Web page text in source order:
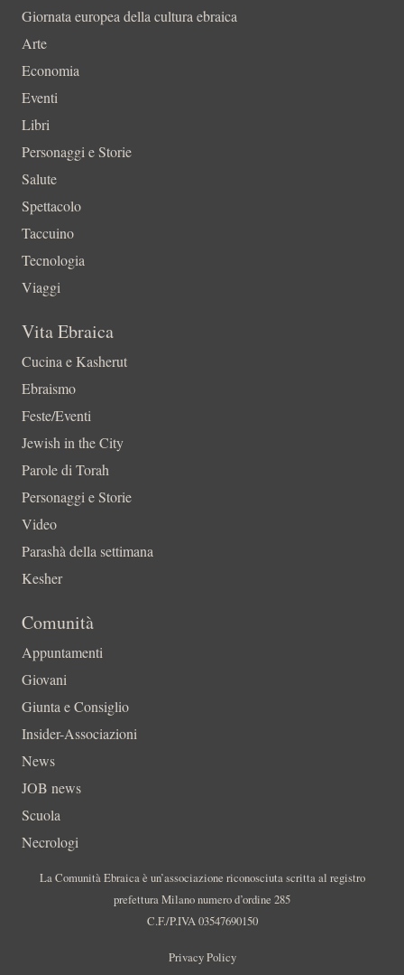
Giornata europea della cultura ebraica
Arte
Economia
Eventi
Libri
Personaggi e Storie
Salute
Spettacolo
Taccuino
Tecnologia
Viaggi
Vita Ebraica
Cucina e Kasherut
Ebraismo
Feste/Eventi
Jewish in the City
Parole di Torah
Personaggi e Storie
Video
Parashà della settimana
Kesher
Comunità
Appuntamenti
Giovani
Giunta e Consiglio
Insider-Associazioni
News
JOB news
Scuola
Necrologi
La Comunità Ebraica è un’associazione riconosciuta scritta al registro
prefettura Milano numero d’ordine 285
C.F./P.IVA 03547690150
Privacy Policy